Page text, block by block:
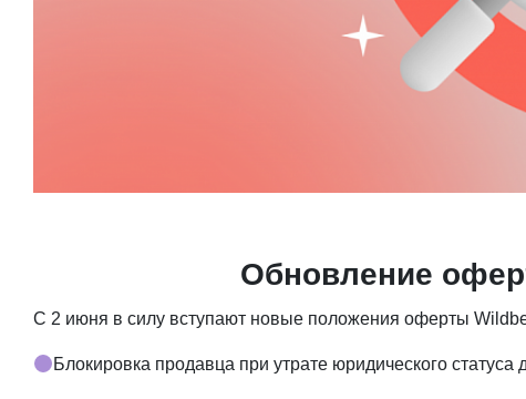
Обновление
С 2 июня в силу вступают новые положения оферты
Блокировка продавца при утрате юридического статуса